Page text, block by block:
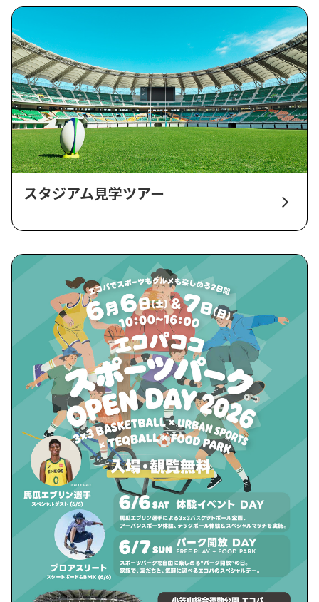
スタジアム見学ツアー